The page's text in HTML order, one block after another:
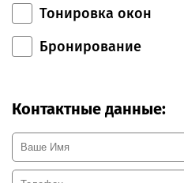
Тонировка окон
Бронирование
Контактные данные: